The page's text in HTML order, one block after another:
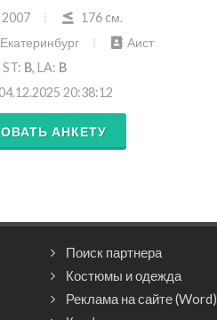
2007
176 cм.
Екатеринбург
Аист
ST: B, LA: B
20:38:12
АНКЕТУ
Поиск партнера
Костюмы и одежда
Реклама на сайте (Word)